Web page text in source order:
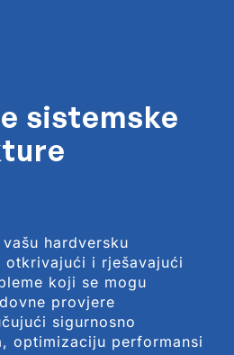
sistemske
hardversku
i rješavajući
koji se mogu
provjere
sigurnosno
optimizaciju performansi